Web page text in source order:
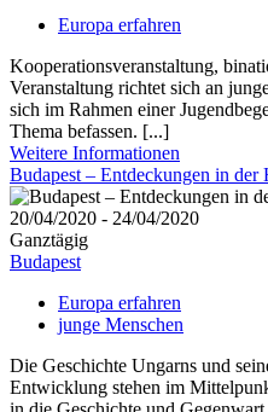
Europa erfahren
Kooperationsveranstaltung,
Veranstaltung richtet sich an
sich im Rahmen einer
Thema befassen. [...]
Weitere Informationen
Budapest – Entdeckungen in der
20/04/2020 - 24/04/2020
Ganztägig
Budapest
Europa erfahren
junge Menschen
Die Geschichte Ungarns und
Entwicklung stehen im